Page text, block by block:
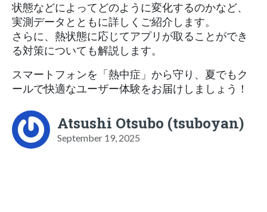
状態などによってどのように変化するのかなど、
実測データとともに詳しくご紹介します。
さらに、熱状態に応じてアプリが取ることができ
る対策についても解説します。
スマートフォンを「熱中症」から守り、夏でもク
ールで快適なユーザー体験をお届けしましょう！
Atsushi Otsubo (tsuboyan)
September 19, 2025